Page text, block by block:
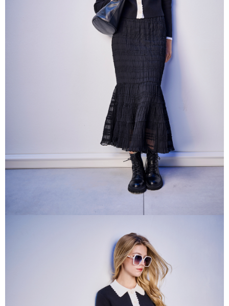
2.基於同意付款使用「大哥付你分期」之契約關係目的，商店將以您的個人
資料（包含姓名、電話或地址）提供予台灣大哥大進項蒐集、處理及利用，
由本公司與您本人進行分期帳單所需資料之確認、核對及更正。
3.完整用戶服務條款，請詳閱以下連結： https://oppay.tw/userRule
每筆NT$80，滿NT$1,000(含以上)免運費